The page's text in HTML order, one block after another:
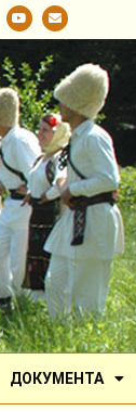
ДОКУМЕНТА